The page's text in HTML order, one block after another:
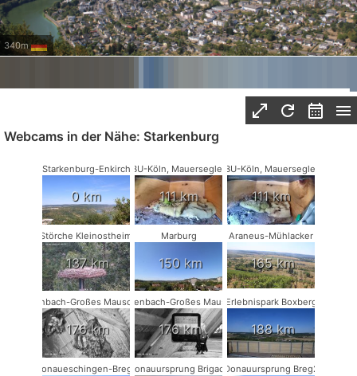
340m
Webcams in der Nähe: Starkenburg
Starkenburg-Enkirch
0 km
NABU-Köln, Mauersegler #2
111 km
NABU-Köln, Mauersegler #1
111 km
Störche Kleinostheim
137 km
Marburg
150 km
Araneus-Mühlacker
165 km
Rodenbach-Großes Mausohr #2
176 km
Rodenbach-Großes Mausohr
176 km
Erlebnispark Boxberg
188 km
Donaueschingen-Breg2Donauursprung BrigachDonauursprung Breg2